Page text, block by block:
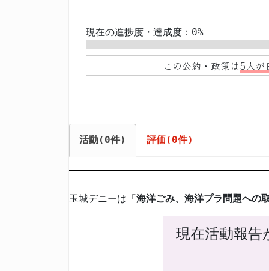
現在の進捗度・達成度：0%
この公約・政策は5人が
活動(0件) 評価(0件)
玉城デニーは「海洋ごみ、海洋プラ問題への
現在活動報